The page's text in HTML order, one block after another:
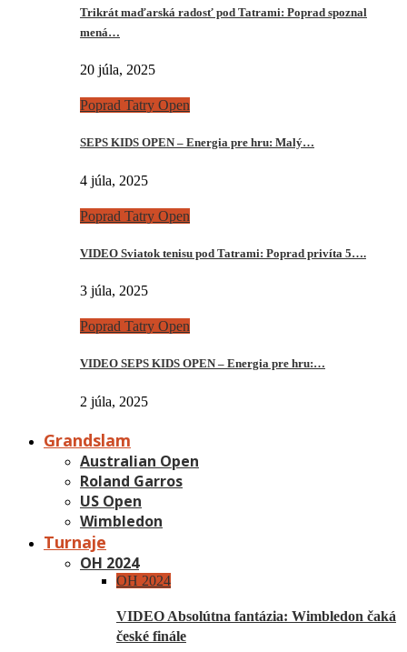
Trikrát maďarská radosť pod Tatrami: Poprad spoznal
mená…
20 júla, 2025
Poprad Tatry Open
SEPS KIDS OPEN – Energia pre hru: Malý…
4 júla, 2025
Poprad Tatry Open
VIDEO Sviatok tenisu pod Tatrami: Poprad privíta 5….
3 júla, 2025
Poprad Tatry Open
VIDEO SEPS KIDS OPEN – Energia pre hru:…
2 júla, 2025
Grandslam
Australian Open
Roland Garros
US Open
Wimbledon
Turnaje
OH 2024
OH 2024
VIDEO Absolútna fantázia: Wimbledon čaká
české finále